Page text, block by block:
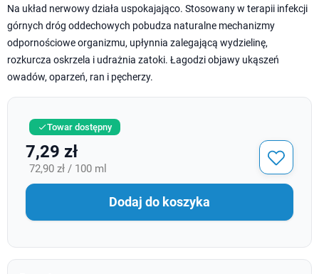
Na układ nerwowy działa uspokajająco. Stosowany w terapii infekcji
górnych dróg oddechowych pobudza naturalne mechanizmy
odpornościowe organizmu, upłynnia zalegającą wydzielinę,
rozkurcza oskrzela i udrażnia zatoki. Łagodzi objawy ukąszeń
owadów, oparzeń, ran i pęcherzy.
Towar dostępny
7,29 zł
72,90 zł / 100 ml
Dodaj do koszyka